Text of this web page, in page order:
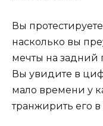
Вы
насколько вы
мечты на задний
Вы увидите в
мало времени у
транжирить его